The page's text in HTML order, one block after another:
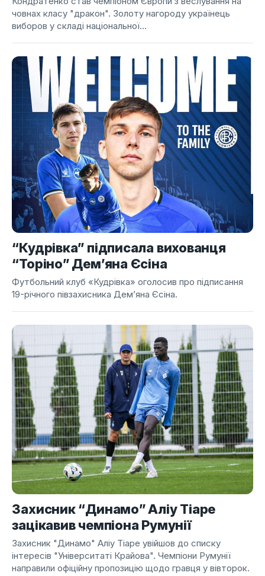
човнах класу "дракон". Золоту нагороду українець
виборов у складі національної...
“Кудрівка” підписала вихованця
“Торіно” Дем’яна Єсіна
Футбольний клуб «Кудрівка» оголосив про підписання
19-річного півзахисника Дем’яна Єсіна.
Захисник “Динамо” Аліу Тіаре
зацікавив чемпіона Румунії
Захисник "Динамо" Аліу Тіаре увійшов до списку
інтересів "Університаті Крайова". Чемпіони Румунії
направили офіційну пропозицію щодо гравця у вівторок.